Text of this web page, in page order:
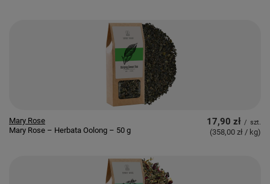
Mary Rose
Mary Rose – Herbata Oolong – 50 g
17,90 zł / szt.
(358,00 zł / kg)